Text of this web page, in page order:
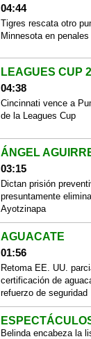
04:44
Tigres rescata otro
Minnesota en penales
LEAGUES CUP
04:38
Cincinnati vence a
de la Leagues Cup
ÁNGEL
03:15
Dictan prisión
presuntamente
Ayotzinapa
AGUACATE
01:56
Retoma EE. UU.
certificación de
refuerzo de seguridad
Belinda encabeza la